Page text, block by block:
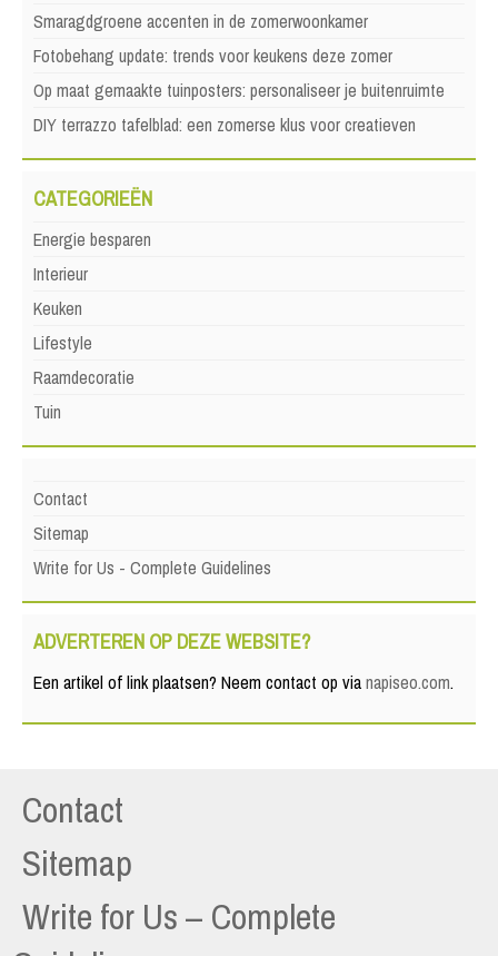
Smaragdgroene accenten in de zomerwoonkamer
Fotobehang update: trends voor keukens deze zomer
Op maat gemaakte tuinposters: personaliseer je buitenruimte
DIY terrazzo tafelblad: een zomerse klus voor creatieven
CATEGORIEËN
Energie besparen
Interieur
Keuken
Lifestyle
Raamdecoratie
Tuin
Contact
Sitemap
Write for Us - Complete Guidelines
ADVERTEREN OP DEZE WEBSITE?
Een artikel of link plaatsen? Neem contact op vianapiseo.com.
Contact
Sitemap
Write for Us – Complete